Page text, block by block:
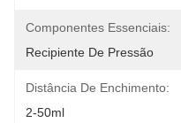
Componentes Essenciais:
Recipiente De Pressão
Distância De Enchimento:
2-50ml